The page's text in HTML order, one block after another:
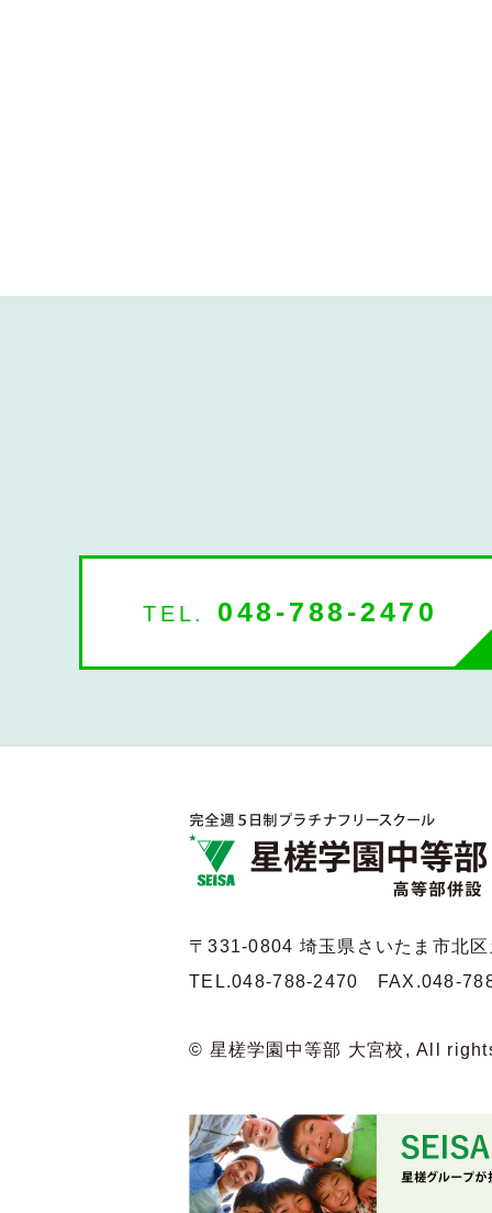
TEL. 048-788-2470
〒331-0804 埼玉県さいたま市北
TEL.048-788-2470
FAX.048-
© 星槎学園中等部 大宮校, All